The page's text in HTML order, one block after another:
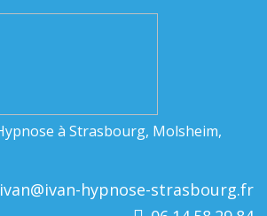
à Strasbourg, Molsheim,
ivan@ivan-hypnose-strasbourg.fr